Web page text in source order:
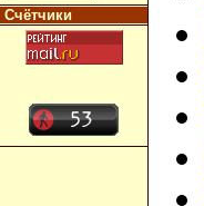
Счётчики